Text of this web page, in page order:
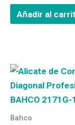
Añadir al
Bahco